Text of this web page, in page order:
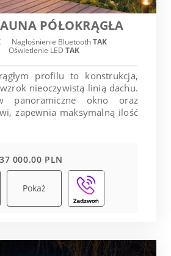
PÓŁOKRĄGŁA
Nagłośnienie BluetoothTAK
Oświetlenie LED TAK
profilu to konstrukcja,
nieoczywistą linią dachu.
panoramiczne okno oraz
zapewnia maksymalną ilość
37 000.00 PLN
Pokaż